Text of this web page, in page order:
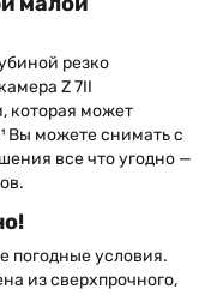
резко
Z 7II
которая может
Вы можете снимать с
все что угодно —
погодные условия.
из сверхпрочного,